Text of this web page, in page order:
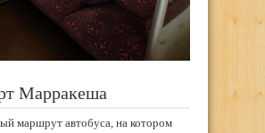
Марракеша
маршрут автобуса, на котором